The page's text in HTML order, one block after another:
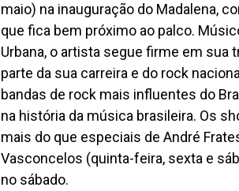
maio) na inauguração do Madalena,
que fica bem próximo ao palco.
Urbana, o artista segue firme em
parte da sua carreira e do rock
bandas de rock mais influentes do
na história da música brasileira. Os
mais do que especiais de André
Vasconcelos (quinta-feira, sexta e
no sábado.